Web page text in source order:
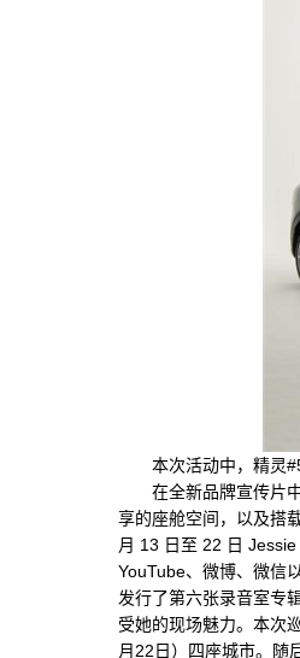
本次活动中，精灵
在全新品牌宣传片
享的座舱空间，以及搭
月 13 日至 22 日
YouTube、微博、微信
发行了第六张录音室专
受她的现场魅力。本次
月22日）四座城市。随